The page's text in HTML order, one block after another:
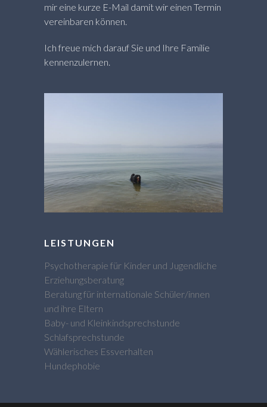
mir eine kurze E-Mail damit wir einen Termin
vereinbaren können.
Ich freue mich darauf Sie und Ihre Familie
kennenzulernen.
LEISTUNGEN
Psychotherapie für Kinder und Jugendliche
Erziehungsberatung
Beratung für internationale Schüler/innen
und ihre Eltern
Baby- und Kleinkindsprechstunde
Schlafsprechstunde
Wählerisches Essverhalten
Hundephobie